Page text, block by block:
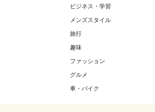
ビジネス・学習
メンズスタイル
旅行
趣味
ファッション
グルメ
車・バイク